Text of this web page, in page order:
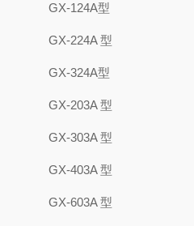
GX-124A型
GX-224A 型
GX-324A型
GX-203A 型
GX-303A 型
GX-403A 型
GX-603A 型